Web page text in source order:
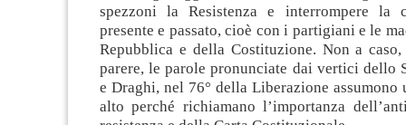
spezzoni la Resistenza e interrompere la
presente e passato, cioè con i partigiani e le
Repubblica e della Costituzione. Non a
parere, le parole pronunciate dai vertici dello
e Draghi, nel 76° della Liberazione
alto perché richiamano l’importanza